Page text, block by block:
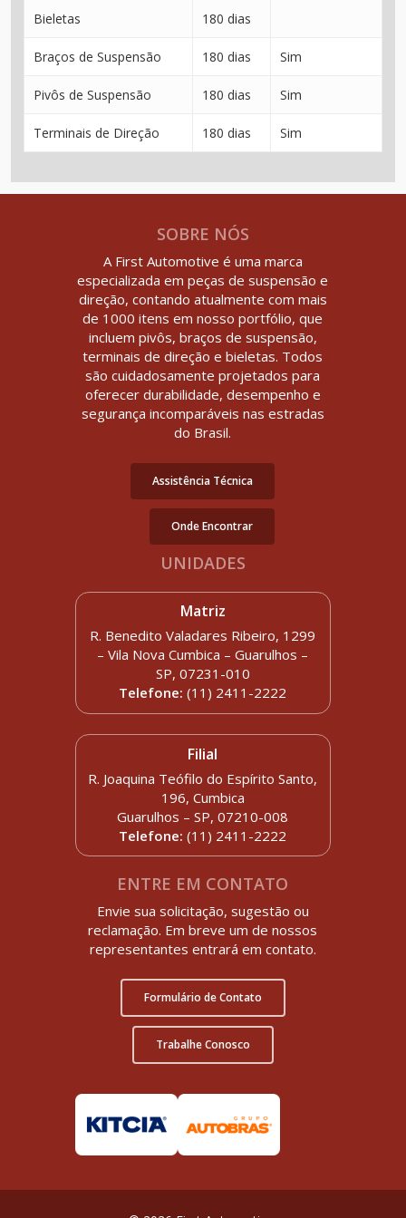
sobrou da peça antiga vai valer pra peça nova.
Bieletas 180 dias
Braços de Suspensão 180 dias Sim
Pivôs de Suspensão 180 dias Sim
Terminais de Direção 180 dias Sim
SOBRE NÓS
A First Automotive é uma marca
especializada em peças de suspensão e
direção, contando atualmente com mais
de 1000 itens em nosso portfólio, que
incluem pivôs, braços de suspensão,
terminais de direção e bieletas. Todos
são cuidadosamente projetados para
oferecer durabilidade, desempenho e
segurança incomparáveis nas estradas
do Brasil.
Assistência Técnica
Onde Encontrar
UNIDADES
Matriz
R. Benedito Valadares Ribeiro, 1299
– Vila Nova Cumbica – Guarulhos –
SP, 07231-010
Telefone:(11) 2411-2222
Filial
R. Joaquina Teófilo do Espírito Santo,
196, Cumbica
Guarulhos – SP, 07210-008
Telefone: (11) 2411-2222
ENTRE EM CONTATO
Envie sua solicitação, sugestão ou
reclamação. Em breve um de nossos
representantes entrará em contato.
Formulário de Contato
Trabalhe Conosco